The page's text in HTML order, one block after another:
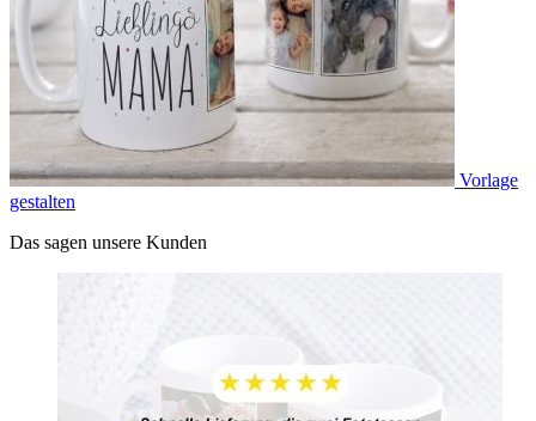
Vorlage
gestalten
Das sagen unsere Kunden